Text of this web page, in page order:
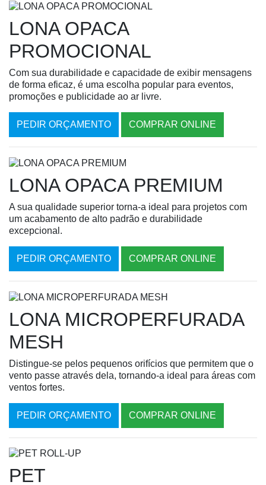
LONA OPACA
PROMOCIONAL
Com sua durabilidade e capacidade de exibir mensagens
de forma eficaz, é uma escolha popular para eventos,
promoções e publicidade ao ar livre.
PEDIR ORÇAMENTO COMPRAR ONLINE
LONA OPACA PREMIUM
A sua qualidade superior torna-a ideal para projetos com
um acabamento de alto padrão e durabilidade
excepcional.
PEDIR ORÇAMENTO COMPRAR ONLINE
LONA MICROPERFURADA
MESH
Distingue-se pelos pequenos orifícios que permitem que o
vento passe através dela, tornando-a ideal para áreas com
ventos fortes.
PEDIR ORÇAMENTO COMPRAR ONLINE
PET